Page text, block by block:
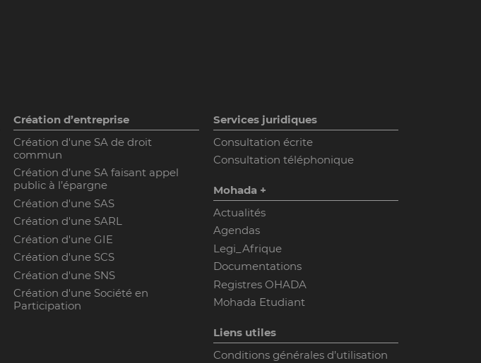
Création d’entreprise
Création d'une SA de droit
commun
Création d’une SA faisant appel
public à l’épargne
Création d'une SAS
Création d'une SARL
Création d'une GIE
Création d'une SCS
Création d'une SNS
Création d'une Société en
Participation
Services juridiques
Consultation écrite
Consultation téléphonique
Mohada +
Actualités
Agendas
Legi_Afrique
Documentations
Registres OHADA
Mohada Etudiant
Liens utiles
Conditions générales d’utilisation